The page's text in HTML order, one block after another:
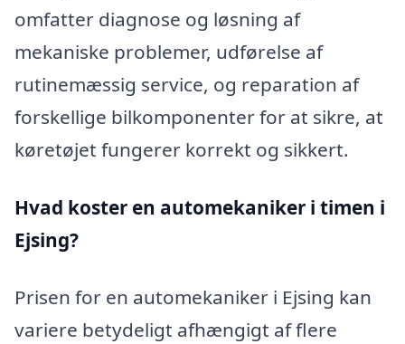
omfatter diagnose og løsning af
mekaniske problemer, udførelse af
rutinemæssig service, og reparation af
forskellige bilkomponenter for at sikre, at
køretøjet fungerer korrekt og sikkert.
Hvad koster en automekaniker i timen i
Ejsing?
Prisen for en automekaniker i Ejsing kan
variere betydeligt afhængigt af flere